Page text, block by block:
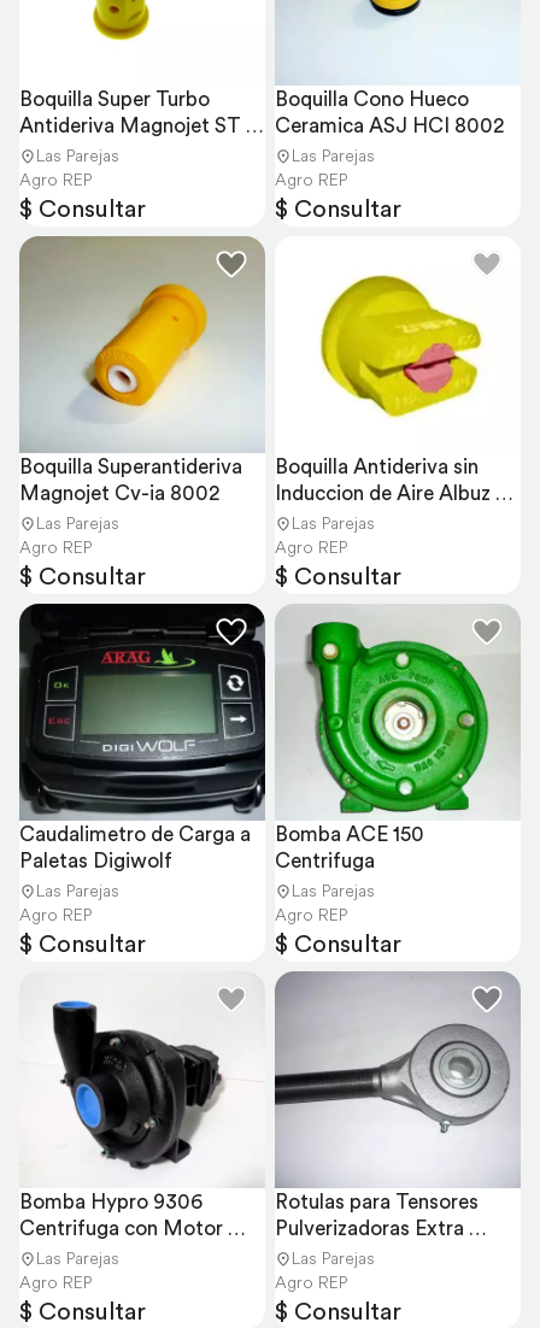
Boquilla Super Turbo
Antideriva Magnojet ST
IALas Parejas
Agro REP
$ Consultar
Boquilla Cono Hueco
Ceramica ASJ HCI 8002
Las Parejas
Agro REP
$ Consultar
Boquilla Superantideriva
Magnojet Cv-ia 8002
Las Parejas
Agro REP
$ Consultar
Boquilla Antideriva sin
Induccion de Aire Albuz
ADI 11002
Las Parejas
Agro REP
$ Consultar
Caudalimetro de Carga a
Paletas Digiwolf
Las Parejas
Agro REP
$ Consultar
Bomba ACE 150
Centrifuga
Las Parejas
Agro REP
$ Consultar
Bomba Hypro 9306
Centrifuga con Motor
Hidraulico
Las Parejas
Agro REP
$ Consultar
Rotulas para Tensores
Pulverizadoras Extra
Reforzadas
Las Parejas
Agro REP
$ Consultar